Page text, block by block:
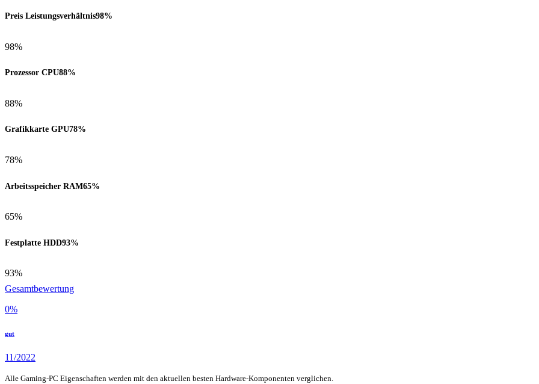
Preis Leistungsverhältnis98%
98%
Prozessor CPU88%
88%
Grafikkarte GPU78%
78%
Arbeitsspeicher RAM65%
65%
Festplatte HDD93%
93%
Gesamtbewertung
0%
gut
11/2022
Alle Gaming-PC Eigenschaften werden mit den aktuellen besten Hardware-Komponenten verglichen.